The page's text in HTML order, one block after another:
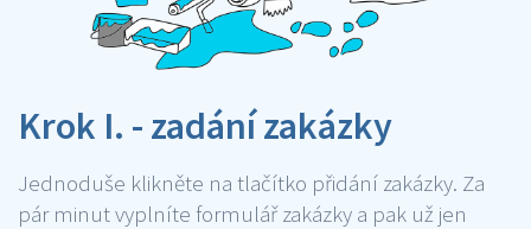
Krok I. - zadání zakázky
Jednoduše klikněte na tlačítko přidání zakázky. Za
pár minut vyplníte formulář zakázky a pak už jen